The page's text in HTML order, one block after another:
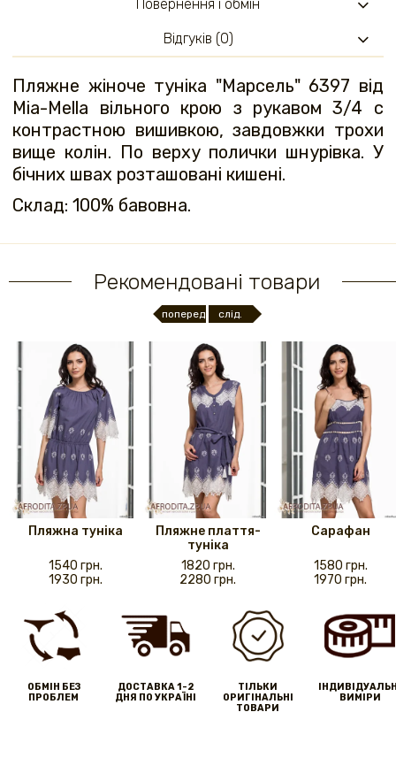
Пляжне жіноче туніка "Марсель" 6397 від
Mia-Mella вільного крою з рукавом 3/4 c
контрастною вишивкою, завдовжки трохи
вище колін. По верху полички шнурівка. У
бічних швах розташовані кишені.
Склад: 100% бавовна.
Повернення і обмін
Відгуків (0)
Рекомендовані товари
поперед. слід.
Пляжна туніка
1540 грн.
1930 грн.
Пляжне плаття-
туніка
1820 грн.
2280 грн.
Сарафан
1580 грн.
1970 грн.
ОБМІН БЕЗ
ПРОБЛЕМ
ДОСТАВКА 1-2
ДНЯ ПО УКРАЇНІ
ТІЛЬКИ
ОРИГІНАЛЬНІ
ТОВАРИ
ВИМІРИ